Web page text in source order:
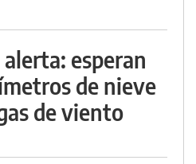
esperan
de nieve
de viento